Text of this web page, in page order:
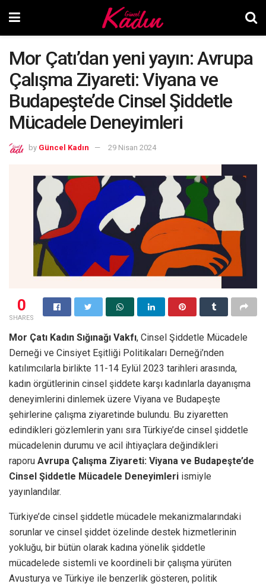
Mor Çatı’dan yeni yayın: Avrupa
Çalışma Ziyareti: Viyana ve
Budapeşte’de Cinsel Şiddetle
Mücadele Deneyimleri
by Güncel Kadın 29 Nisan 2024
0
SHARES
Mor Çatı Kadın Sığınağı Vakfı, Cinsel Şiddetle Mücadele
Derneği ve Cinsiyet Eşitliği Politikaları Derneği’nden
katılımcılarla birlikte 11-14 Eylül 2023 tarihleri arasında,
kadın örgütlerinin cinsel şiddete karşı kadınlarla dayanışma
deneyimlerini dinlemek üzere Viyana ve Budapeşte
şehirlerine çalışma ziyaretinde bulundu. Bu ziyaretten
edindikleri gözlemlerin yanı sıra Türkiye’de cinsel şiddetle
mücadelenin durumu ve acil ihtiyaçlara değindikleri
raporu Avrupa Çalışma Ziyareti: Viyana ve Budapeşte’de
Cinsel Şiddetle Mücadele Deneyimleri ismiyle
yayınlandılar.
Türkiye’de cinsel şiddetle mücadele mekanizmalarındaki
sorunlar ve cinsel şiddet özelinde destek hizmetlerinin
yokluğu, bir bütün olarak kadına yönelik şiddetle
mücadelede sistemli ve koordineli bir çalışma yürüten
Avusturya ve Türkiye ile benzerlik gösteren, politik